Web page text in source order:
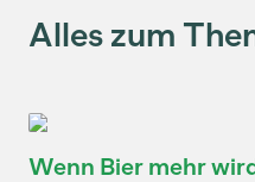
Alles zum
Wenn Bier mehr